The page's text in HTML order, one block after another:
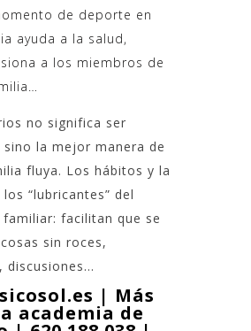
de deporte en
ayuda a la salud,
a los miembros de
no significa ser
la mejor manera de
fluya. Los hábitos y la
“lubricantes” del
facilitan que se
sin roces,
discusiones…
| Más
academia de